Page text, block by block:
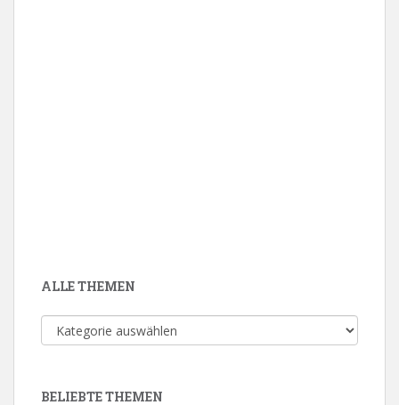
ALLE THEMEN
Alle
Themen
BELIEBTE THEMEN